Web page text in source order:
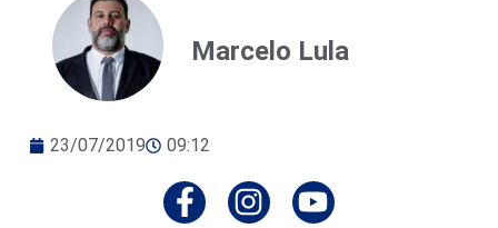
Marcelo Lula
23/07/2019 09:12